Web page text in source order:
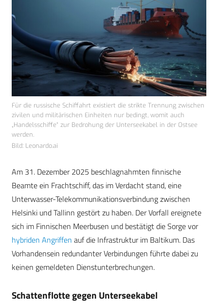
Für die russische Schiffahrt existiert die strikte Trennung zwischen
zivilen und militärischen Einheiten nur bedingt, womit auch
„Handelsschiffe“ zur Bedrohung der Unterseekabel in der Ostsee
werden.
Bild: Leonardo.ai
Am 31. Dezember 2025 beschlagnahmten finnische
Beamte ein Frachtschiff, das im Verdacht stand, eine
Unterwasser-Telekommunikationsverbindung zwischen
Helsinki und Tallinn gestört zu haben. Der Vorfall ereignete
sich im Finnischen Meerbusen und bestätigt die Sorge vor
hybriden Angriffen auf die Infrastruktur im Baltikum. Das
Vorhandensein redundanter Verbindungen führte dabei zu
keinen gemeldeten Dienstunterbrechungen.
Schattenflotte gegen Unterseekabel